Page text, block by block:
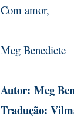
Com amor,
Meg Benedicte
Autor:Meg
Tradução: